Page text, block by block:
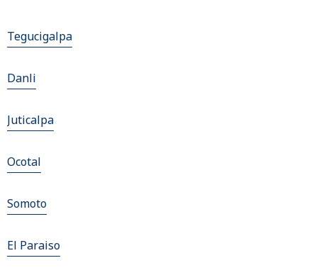
Tegucigalpa
Danli
Juticalpa
Ocotal
Somoto
El Paraiso